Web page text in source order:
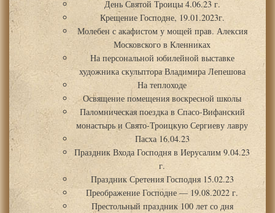
День Святой Троицы 4.06.23 г.
Крещение Господне, 19.01.2023г.
Молебен с акафистом у мощей прав. Алексия
Московского в Кленниках
На персональной юбилейной выставке
художника скульптора Владимира Лепешова
На теплоходе
Освящение помещения воскресной школы
Паломническая поездка в Спасо-Вифанский
монастырь и Свято-Троицкую Сергиеву лавру
Пасха 16.04.23
Праздник Входа Господня в Иерусалим 9.04.23
г.
Праздник Сретения Господня 15.02.23
Преображение Господне — 19.08.2022 г.
Престольный праздник 100 лет со дня